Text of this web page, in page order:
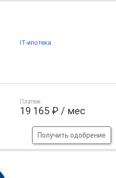
Платеж
19 165 ₽ / мес
Получить одобрение
IT-ипотека